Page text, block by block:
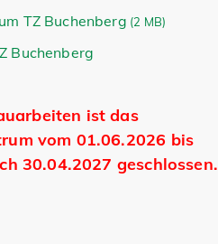
TZ Buchenberg (2 MB)
Buchenberg
ist das
vom 01.06.2026 bis
30.04.2027 geschlossen.